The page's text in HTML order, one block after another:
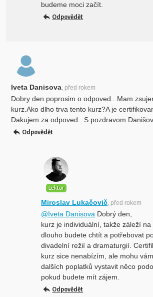
budeme moci začít.
Odpovědět
Iveta Danisova, před rokem
Dobry den poprosim o odpoved.. Mam
kurz.Ako dlho trva tento kurz?A je
Dakujem za odpoved.. S pozdravom
Odpovědět
Lektor
Miroslav Lukačovič, před rokem
@Iveta Danisova Dobrý den,
kurz je individuální, takže záleží na
dlouho budete chtít a potřebovat
divadelní režií a dramaturgií.
kurz sice nenabízím, ale mohu
dalších poplatků vystavit něco
pokud budete mít zájem.
Odpovědět